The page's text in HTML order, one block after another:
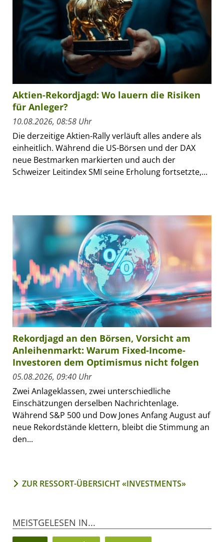
Aktien-Rekordjagd: Wo lauern die Risiken
für Anleger?
10.08.2026, 08:58 Uhr
Die derzeitige Aktien-Rally verläuft alles andere als
einheitlich. Während die US-Börsen und der DAX
neue Bestmarken markierten und auch der
Schweizer Leitindex SMI seine Erholung fortsetzte,...
Rekordjagd an den Börsen, Vorsicht am
Anleihenmarkt: Warum Fixed-Income-
Investoren dem Optimismus nicht folgen
05.08.2026, 09:40 Uhr
Zwei Anlageklassen, zwei unterschiedliche
Einschätzungen derselben Nachrichtenlage.
Während S&P 500 und Dow Jones Anfang August auf
neue Rekordstände klettern, bleibt die Stimmung an
den...
ZUR RESSORT-ÜBERSICHT «INVESTMENTS»
MEISTGELESEN IN...